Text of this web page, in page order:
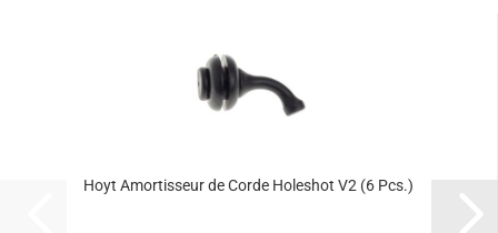
Hoyt Amortisseur de Corde Holeshot V2 (6 Pcs.)